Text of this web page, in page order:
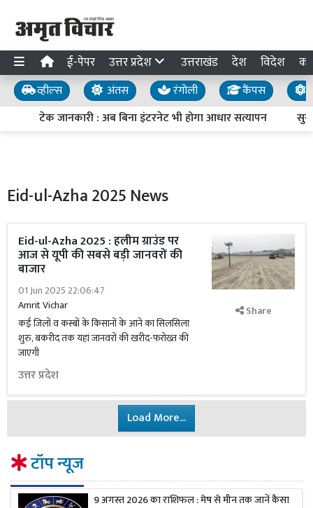
ई-पेपर उत्तर प्रदेश उत्तराखंड देश विदेश
व्हील्स अंतस रंगोली कैंपस
टेक जानकारी : अब बिना इंटरनेट भी होगा आधार सत्यापन
Eid-ul-Azha 2025 News
Eid-ul-Azha 2025 : हलीम ग्राउंड पर
आज से यूपी की सबसे बड़ी जानवरों की
बाजार
01 Jun 2025 22:06:47
Amrit Vichar
कई जिलों व कस्बों के किसानों के आने का सिलसिला
शुरु, बकरीद तक यहां जानवरों की खरीद-फरोख्त की
जाएगी
उत्तर प्रदेश
Share
Load More...
टॉप न्यूज
9 अगस्त 2026 का राशिफल : मेष से मीन तक जानें कैसा